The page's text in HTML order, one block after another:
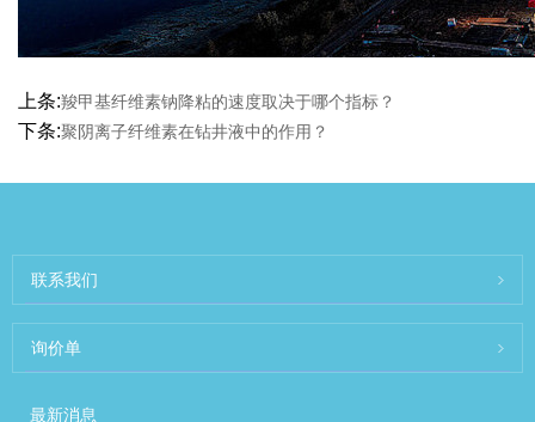
上条:羧甲基纤维素钠降粘的速度取决于哪个指标？
下条:聚阴离子纤维素在钻井液中的作用？
联系我们
询价单
最新消息